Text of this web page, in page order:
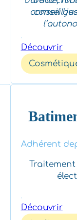
conseil
conseil
soient
Découvrir
Adhérent
Découvrir